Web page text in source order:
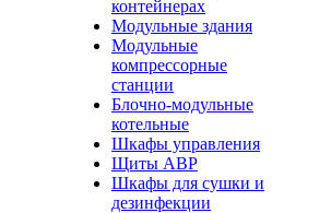
контейнерах
Модульные здания
Модульные
компрессорные
станции
Блочно-модульные
котельные
Шкафы управления
Щиты АВР
Шкафы для сушки и
дезинфекции